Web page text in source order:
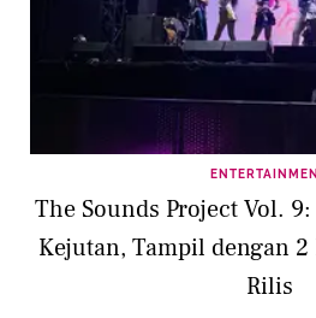
The Sounds Project Vol.
Kejutan, Tampil dengan
Rilis